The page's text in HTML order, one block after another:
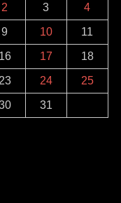
2 3 4
9 10 11
16 17 18
23 24 25
31